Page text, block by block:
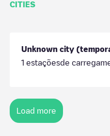
CITIES
Unknown city
1 estaçõesde
Load more